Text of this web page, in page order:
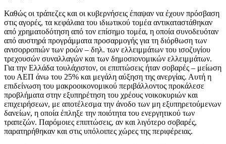
Καθώς οι τράπεζες και οι κυβερνήσεις έπαψαν να έχουν πρόσβαση
στις αγορές, τα κεφάλαια του ιδιωτικού τομέα αντικαταστάθηκαν
από χρηματοδότηση από τον επίσημο τομέα, η οποία συνοδευόταν
από αυστηρά προγράμματα προσαρμογής για τη διόρθωση των
ανισορροπιών των ροών – δηλ. των ελλειμμάτων του ισοζυγίου
τρεχουσών συναλλαγών και των δημοσιονομικών ελλειμμάτων.
Για την Ελλάδα τουλάχιστον, οι επιπτώσεις ήταν σοβαρές – μείωση
του ΑΕΠ άνω του 25% και μεγάλη αύξηση της ανεργίας. Αυτή η
επιδείνωση του μακροοικονομικού περιβάλλοντος προκάλεσε
προβλήματα στην εξυπηρέτηση του χρέους νοικοκυριών και
επιχειρήσεων, με αποτέλεσμα την άνοδο των μη εξυπηρετούμενων
δανείων, η οποία έπληξε την ποιότητα του ενεργητικού των
τραπεζών. Παρόμοιες επιπτώσεις, αν και λιγότερο σοβαρές,
παρατηρήθηκαν και στις υπόλοιπες χώρες της περιφέρειας.